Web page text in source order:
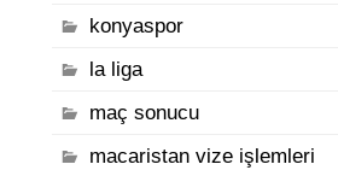
konyaspor
la liga
maç sonucu
macaristan vize işlemleri